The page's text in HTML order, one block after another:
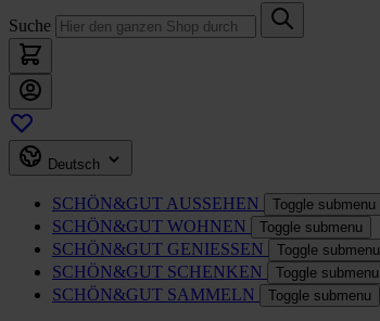
Suche
Deutsch
SCHÖN&GUT AUSSEHEN Toggle submenu
SCHÖN&GUT WOHNEN Toggle submenu
SCHÖN&GUT GENIESSEN Toggle submenu
SCHÖN&GUT SCHENKEN Toggle submenu
SCHÖN&GUT SAMMELN Toggle submenu